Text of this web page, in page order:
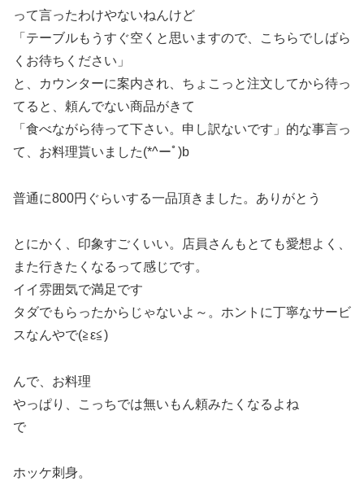
って言ったわけやないねんけど
「テーブルもうすぐ空くと思いますので、こちらでしばら
くお待ちください」
と、カウンターに案内され、ちょこっと注文してから待っ
てると、頼んでない商品がきて
「食べながら待って下さい。申し訳ないです」的な事言っ
て、お料理貰いました(*^ーﾟ)b
普通に800円ぐらいする一品頂きました。ありがとう
とにかく、印象すごくいい。店員さんもとても愛想よく、
また行きたくなるって感じです。
イイ雰囲気で満足です
タダでもらったからじゃないよ～。ホントに丁寧なサービ
スなんやで(≧ε≦)
んで、お料理
やっぱり、こっちでは無いもん頼みたくなるよね
で
ホッケ刺身。